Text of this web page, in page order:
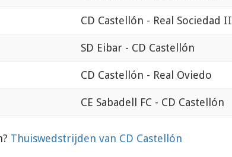
CD Castellón - Real Sociedad II
SD Eibar - CD Castellón
CD Castellón - Real Oviedo
CE Sabadell FC - CD Castellón
Thuiswedstrijden van CD Castellón